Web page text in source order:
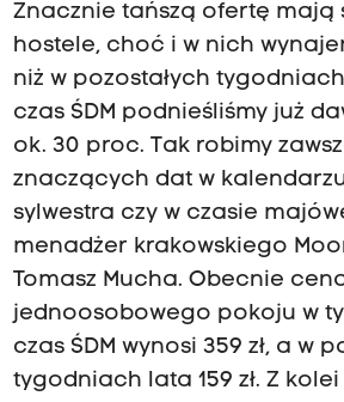
Znacznie tańszą ofertę mają
hostele, choć i w nich
niż w pozostałych
czas ŚDM podnieśliśmy już
ok. 30 proc. Tak robimy
znaczących dat w
sylwestra czy w czasie
menadżer krakowskiego
Tomasz Mucha. Obecnie
jednoosobowego pokoju w
czas ŚDM wynosi 359 zł, a w
tygodniach lata 159 zł. Z kolei